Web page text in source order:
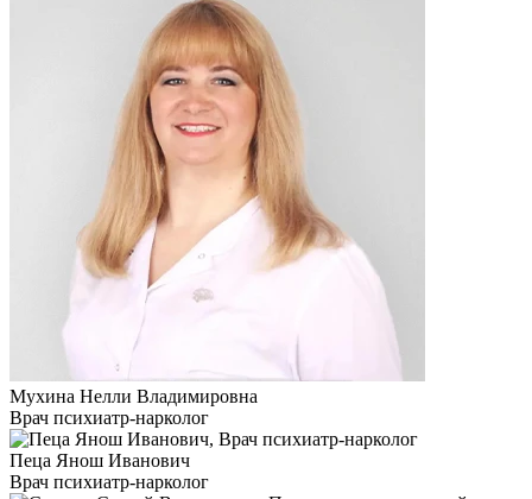
Мухина Нелли Владимировна
Врач психиатр-нарколог
Пеца Янош Иванович
Врач психиатр-нарколог